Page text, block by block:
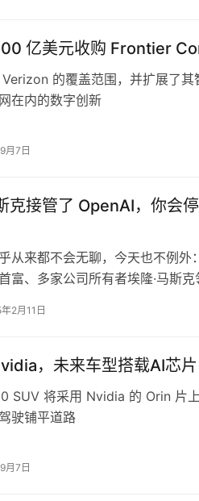
亿美元收购 Frontier
的覆盖范围，并扩展了
在内的数字创新
月7日
克接管了 OpenAI，你会
从来都不会无聊，今天也不例外
富、多家公司所有者埃隆·马斯
董事会提出了974…
2月11日
，未来车型搭载AI芯
SUV 将采用 Nvidia 的 Orin 片
驶铺平道路
月7日